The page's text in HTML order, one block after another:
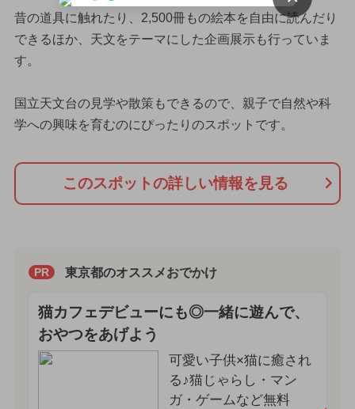
昔の道具に触れたり、2,500冊もの絵本を自由に読んだり
できるほか、天文をテーマにした企画展示も行っていま
す。
国立天文台の見学や散策もできるので、親子で自然や科
学への興味を育むのにぴったりのスポットです。
このスポットの詳しい情報を見る
PR 東京都のオススメおでかけ
猫カフェデビューにも◎一緒に遊んで、
おやつをあげよう
可愛い子供×猫に癒され
る♪猫じゃらし・マン
ガ・ゲームなど無料